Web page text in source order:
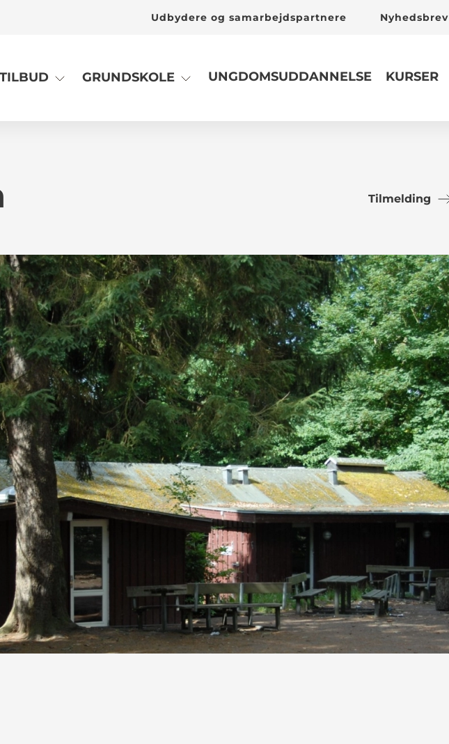
Udbydere og samarbejdspartnere Nyhedsbrev
GRUNDSKOLE UNGDOMSUDDANNELSE KURSER
Tilmelding